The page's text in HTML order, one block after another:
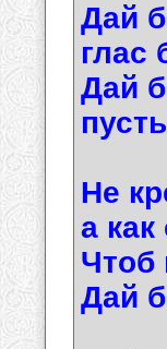
Дай
глас
Дай
Не
а как
Чтоб
Дай